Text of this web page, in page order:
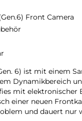
Front Camera
6) ist mit einem
Dynamikbereich
mit elektronischer
einer neuen
und dauert nur